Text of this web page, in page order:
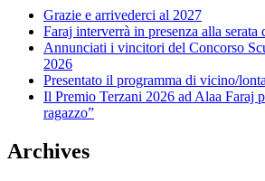
Grazie e arrivederci al 2027
Faraj interverrà in presenza alla serata
Annunciati i vincitori del Concorso
2026
Presentato il programma di vicino/
Il Premio Terzani 2026 ad Alaa Faraj
ragazzo”
Archives